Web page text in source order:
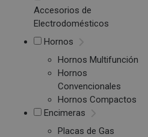
Accesorios de
Electrodomésticos
Hornos
Hornos Multifunción
Hornos
Convencionales
Hornos Compactos
Encimeras
Placas de Gas